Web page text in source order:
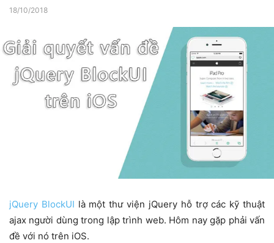
18/10/2018
jQuery BlockUI là một thư viện jQuery hỗ trợ các kỹ thuật
ajax người dùng trong lập trình web. Hôm nay gặp phải vấn
đề với nó trên iOS.